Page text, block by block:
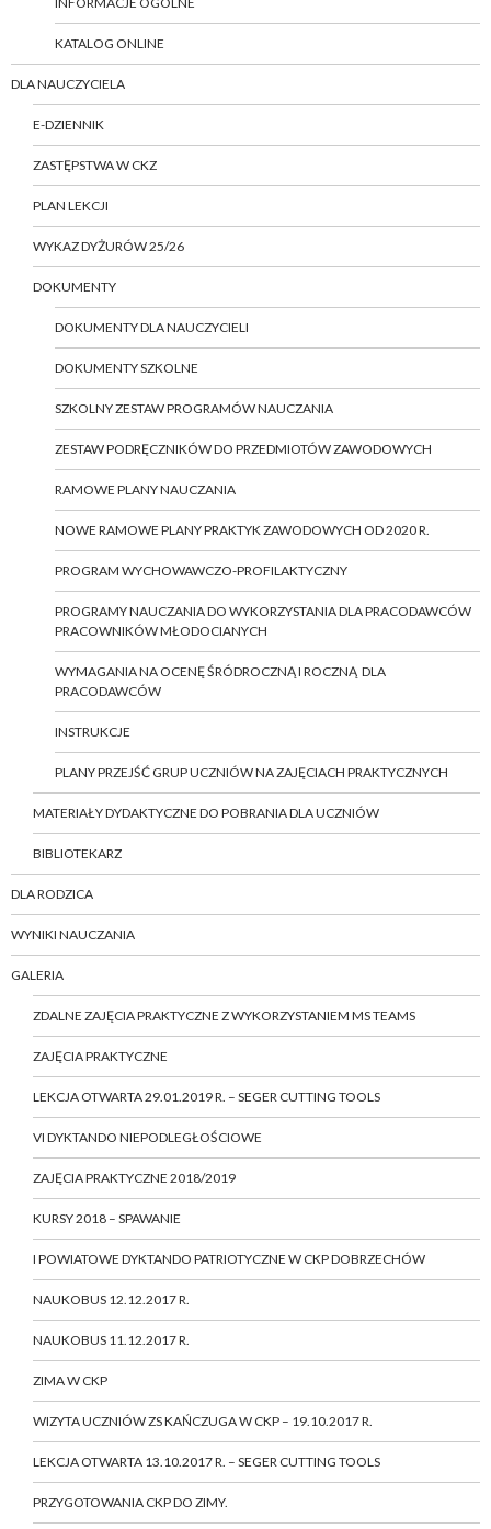
KATALOG ONLINE
DLA NAUCZYCIELA
E-DZIENNIK
ZASTĘPSTWA W CKZ
PLAN LEKCJI
WYKAZ DYŻURÓW 25/26
DOKUMENTY
DOKUMENTY DLA NAUCZYCIELI
DOKUMENTY SZKOLNE
SZKOLNY ZESTAW PROGRAMÓW NAUCZANIA
ZESTAW PODRĘCZNIKÓW DO PRZEDMIOTÓW ZAWODOWYCH
RAMOWE PLANY NAUCZANIA
NOWE RAMOWE PLANY PRAKTYK ZAWODOWYCH OD 2020 R.
PROGRAM WYCHOWAWCZO-PROFILAKTYCZNY
PROGRAMY NAUCZANIA DO WYKORZYSTANIA DLA PRACODAWCÓW
PRACOWNIKÓW MŁODOCIANYCH
WYMAGANIA NA OCENĘ ŚRÓDROCZNĄ I ROCZNĄ DLA
PRACODAWCÓW
INSTRUKCJE
PLANY PRZEJŚĆ GRUP UCZNIÓW NA ZAJĘCIACH PRAKTYCZNYCH
MATERIAŁY DYDAKTYCZNE DO POBRANIA DLA UCZNIÓW
BIBLIOTEKARZ
DLA RODZICA
WYNIKI NAUCZANIA
GALERIA
ZDALNE ZAJĘCIA PRAKTYCZNE Z WYKORZYSTANIEM MS TEAMS
ZAJĘCIA PRAKTYCZNE
LEKCJA OTWARTA 29.01.2019 R. – SEGER CUTTING TOOLS
VI DYKTANDO NIEPODLEGŁOŚCIOWE
ZAJĘCIA PRAKTYCZNE 2018/2019
KURSY 2018 – SPAWANIE
I POWIATOWE DYKTANDO PATRIOTYCZNE W CKP DOBRZECHÓW
NAUKOBUS 12.12.2017 R.
NAUKOBUS 11.12.2017 R.
ZIMA W CKP
WIZYTA UCZNIÓW ZS KAŃCZUGA W CKP – 19.10.2017 R.
LEKCJA OTWARTA 13.10.2017 R. – SEGER CUTTING TOOLS
PRZYGOTOWANIA CKP DO ZIMY.